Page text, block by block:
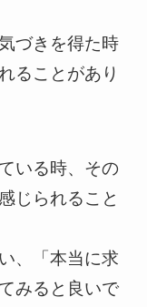
づきを得た時
ることがあり
いる時、その
じられること
、「本当に求
みると良いで